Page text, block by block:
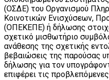
(ΟΣΔΕ) του Οργανισμού
Κοινοτικών Ενισχύσεων,
(ΟΠΕΚΕΠΕ) ή δήλωσης
σχετικό μισθωτήριο
ανάθεσης της σχετικής
βεβαιώσεις της παρούσας
δήλωσης για τον
επιφέρει τις